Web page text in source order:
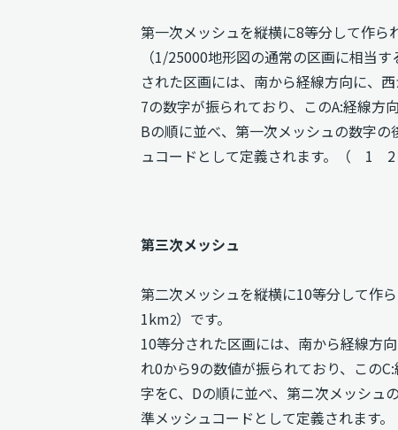
第一次メッシュを縦横に8等分して作ら
（1/25000地形図の通常の区画に相当
された区画には、南から経線方向に、
7の数字が振られており、このA:経線方
Bの順に並べ、第一次メッシュの数字
ュコードとして定義されます。（
第三次メッシュ
第二次メッシュを縦横に10等分して作
1km2）です。
10等分された区画には、南から経線方
れ0から9の数値が振られており、この
字をC、Dの順に並べ、第ニ次メッシュ
準メッシュコードとして定義さ